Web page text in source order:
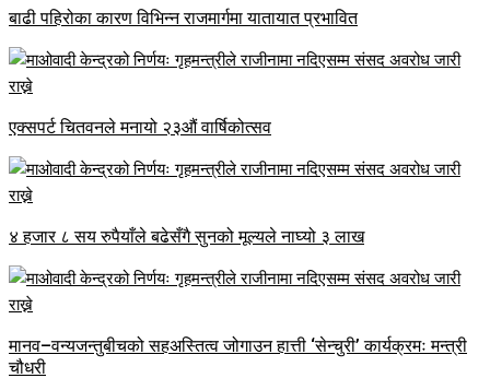
बाढी पहिरोका कारण विभिन्न राजमार्गमा यातायात प्रभावित
एक्सपर्ट चितवनले मनायो २३औं वार्षिकोत्सव
४ हजार ८ सय रुपैयाँले बढेसँगै सुनको मूल्यले नाघ्यो ३ लाख
मानव–वन्यजन्तुबीचको सहअस्तित्व जोगाउन हात्ती ‘सेन्चुरी’ कार्यक्रमः मन्त्री
चौधरी